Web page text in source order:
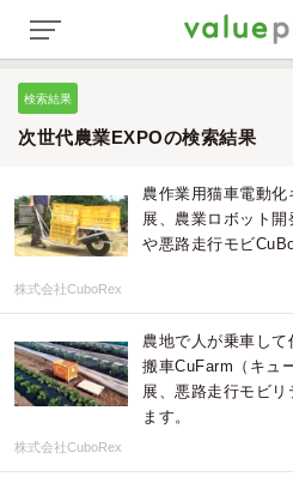
検索結果
次世代農業EXPOの検索結果
農作業用猫車電動
展、農業ロボット
や悪路走行モビ
株式会社CuboRex
農地で人が乗車し
搬車CuFarm（キュ
展、悪路走行モビ
ます。
株式会社CuboRex